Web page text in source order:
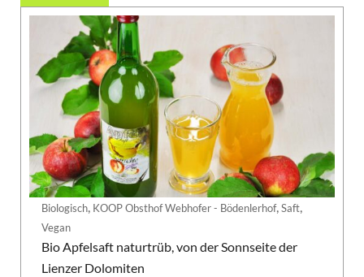
Biologisch, KOOP Obsthof Webhofer - Bödenlerhof,Saft,
Vegan
Bio Apfelsaft naturtrüb, von der Sonnseite der
Lienzer Dolomiten